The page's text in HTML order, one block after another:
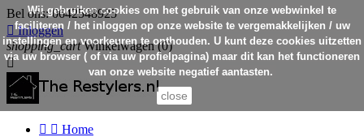
Bel ons:0642548925
 Inloggen
shopping_cart Winkelwagen (0)

  Home
Wij gebruiken cookies om het gebruik van onze webwinkel te
faciliteren / het inloggen op onze website te vergemakkelijken / uw
instellingen en voorkeuren te onthouden. U kunt deze cookies uitzetten
via uw browser ( of via uw profielpagina) maar dit kan het functioneren
van onze website negatief aantasten.
close